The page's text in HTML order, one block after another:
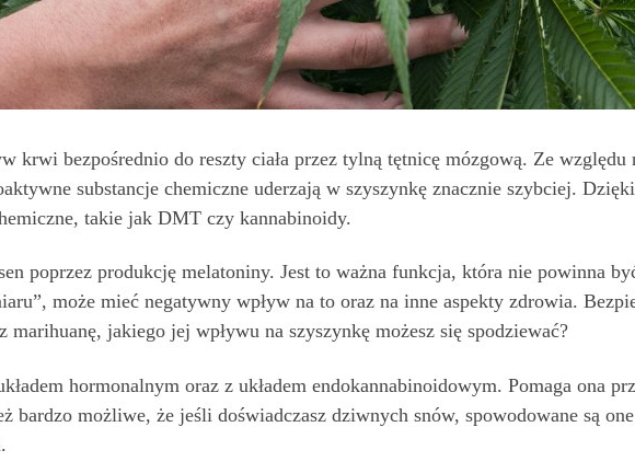
krwi bezpośrednio do reszty ciała przez tylną tętnicę mózgową. Ze
substancje chemiczne uderzają w szyszynkę znacznie szybciej.
takie jak DMT czy kannabinoidy.
poprzez produkcję melatoniny. Jest to ważna funkcja, która nie powinna
może mieć negatywny wpływ na to oraz na inne aspekty zdrowia.
marihuanę, jakiego jej wpływu na szyszynkę możesz się spodziewać?
hormonalnym oraz z układem endokannabinoidowym. Pomaga ona
bardzo możliwe, że jeśli doświadczasz dziwnych snów, spowodowane są